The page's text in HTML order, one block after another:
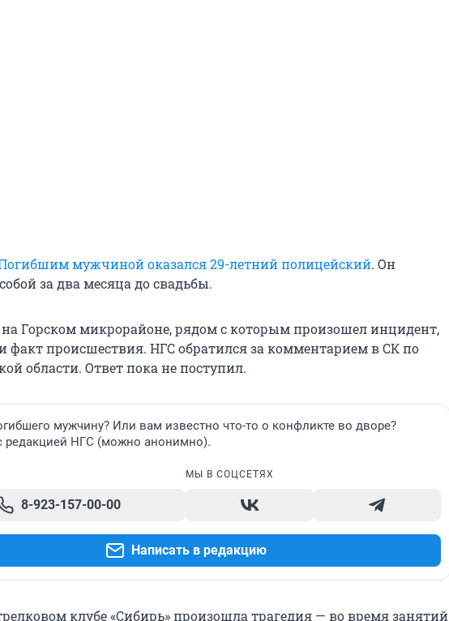
мужчиной оказался 29-летний полицейский. Он
за два месяца до свадьбы.
Горском микрорайоне, рядом с которым произошел инцидент,
факт происшествия. НГС обратился за комментарием в СК по
области. Ответ пока не поступил.
мужчину? Или вам известно что-то о конфликте во дворе?
редакцией НГС (можно анонимно).
8-923-157-00-00
МЫ В СОЦСЕТЯХ
Написать в редакцию
клубе «Сибирь» произошла трагедия — во время занятий